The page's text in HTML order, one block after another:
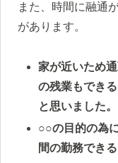
また、時間に融通
があります。
家が近いため
の残業もでき
と思いました。
○○の目的の為
間の勤務でき